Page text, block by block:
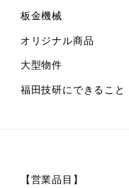
板金機械
オリジナル商品
大型物件
福田技研にできること
【営業品目】